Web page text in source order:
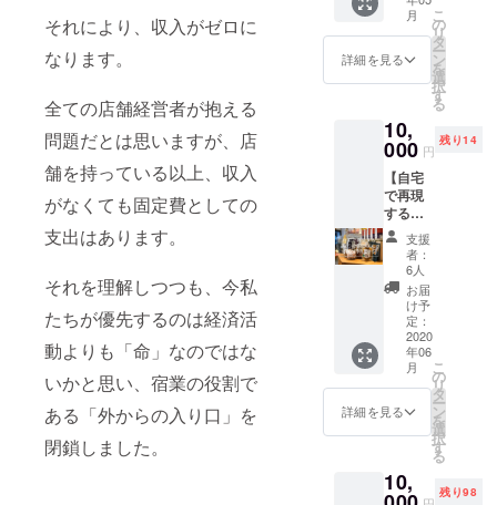
それにより、収入がゼロに
なります。
全ての店舗経営者が抱える
問題だとは思いますが、店
舗を持っている以上、収入
がなくても固定費としての
支出はあります。
それを理解しつつも、今私
たちが優先するのは経済活
動よりも「命」なのではな
いかと思い、宿業の役割で
ある「外からの入り口」を
閉鎖しました。
す。 ※
使用期
ラウド
ファン
後〜
2025年
5月末ま
で
り合い
農家さ
です。
兼業農
業は大
工。息
子３人
と共に
大工一
家）、
米は自
分たち
で食べ
る分＋
知り合
い分し
か作っ
ておら
ず、世
回って
いませ
める優
②新潟
清酒お
むすび
黒
代司酒
造 ③酒
工によ
る「味
わいの
解説」
メモ
『酒が
呑める
がどう
かが健
康のバ
ロメー
ター』
な酒好
き大工
モで
くり過
ごしな
がら旅
出会い
をお楽
しみ下
さい。
〈宿泊
券のご
利用方
法〉 リ
ターン
確定
後、受
付番号
付きの
メール
を送信
致しま
す。 ご
認の
上、
ます。
宿泊に
は、併
設のbar
にて使
な1ドリ
ンク券
がつい
ていま
す。沼
垂の魅
力的な
お店も
ご紹介
致しま
すの
で、町
歩きに
出かけ
たり、
なりbar
でゆっ
人さん
同士の
月
詳細を見る
こ
の
リ
タ
ー
ン
を
選
択
す
る
10,
000 円
残り14
【自宅
で再現
するな
りの朝
ごはん
◎1000
0円の
コー
ス】 宿
泊の翌
朝、な
りでお
出しし
ている
朝ごは
んは新
おにぎ
りと
支援
者：
6人
お届
け予
定：
2020
年06
月
詳細を見る
こ
の
リ
タ
ー
ン
を
選
択
す
る
10, 残り98